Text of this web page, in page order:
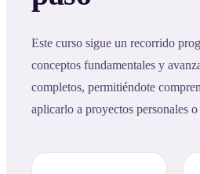
Este curso sigue un recorrido
conceptos fundamentales y
completos, permitiéndote
aplicarlo a proyectos personales